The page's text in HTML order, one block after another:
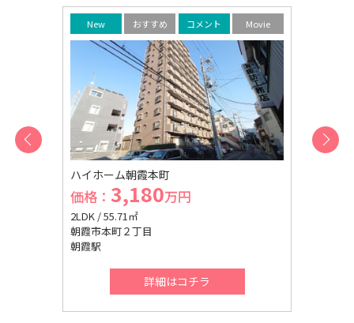
New おすすめ コメント Movie
ハイホーム朝霞本町
価格： 3,180万円
2LDK / 55.71㎡
朝霞市本町２丁目
朝霞駅
詳細はコチラ